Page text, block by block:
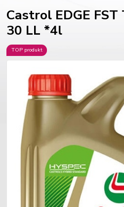
Castrol EDGE
30 LL *4l
TOP produkt